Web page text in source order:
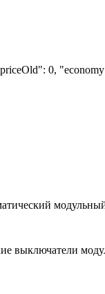
0,
выключатели